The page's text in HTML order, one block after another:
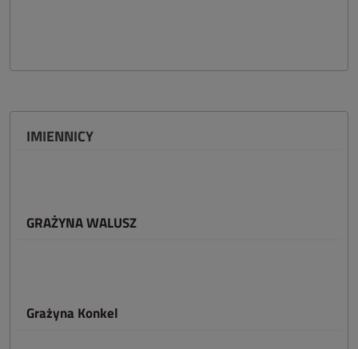
IMIENNICY
GRAŻYNA WALUSZ
Grażyna Konkel